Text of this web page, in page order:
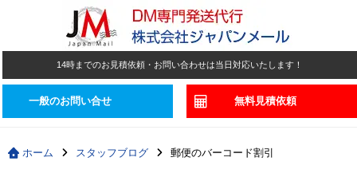
14時までのお見積依頼・お問い合わせは当日対応いたします！
一般のお問い合せ 無料見積依頼
ホーム スタッフブログ 郵便のバーコード割引